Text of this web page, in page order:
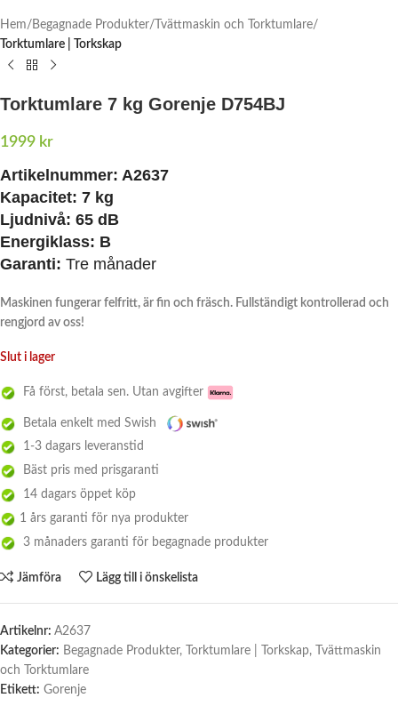
Hem Begagnade Produkter
Tvättmaskin och Torktumlare
Torktumlare | Torkskap
Torktumlare 7 kg Gorenje D754BJ
1999 kr
Artikelnummer: A2637
Kapacitet: 7 kg
Ljudnivå: 65 dB
Energiklass: B
Garanti: Tre månader
Maskinen fungerar felfritt, är fin och fräsch. Fullständigt kontrollerad och
rengjord av oss!
Slut i lager
Få först, betala sen. Utan avgifter
Betala enkelt med Swish
1-3 dagars leveranstid
Bäst pris med prisgaranti
14 dagars öppet köp
1 års garanti för nya produkter
3 månaders garanti för begagnade produkter
Jämföra Lägg till i önskelista
Artikelnr: A2637
Kategorier: Begagnade Produkter, Torktumlare | Torkskap,
Tvättmaskin
och Torktumlare
Etikett: Gorenje